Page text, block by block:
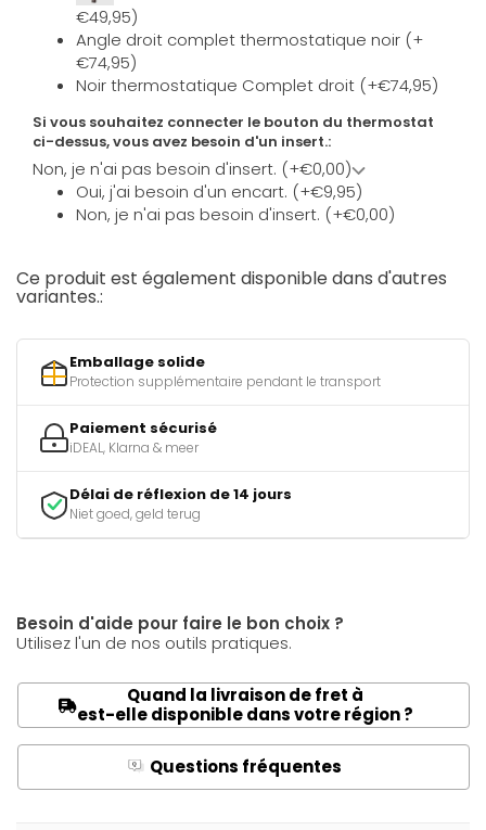
€49,95)
Angle droit complet thermostatique noir (+
€74,95)
Noir thermostatique Complet droit (+€74,95)
Si vous souhaitez connecter le bouton du thermostat
ci-dessus, vous avez besoin d'un insert.:
Non, je n'ai pas besoin d'insert. (+€0,00)
Oui, j'ai besoin d'un encart. (+€9,95)
Non, je n'ai pas besoin d'insert. (+€0,00)
Ce produit est également disponible dans d'autres
variantes.:
Emballage solide
Protection supplémentaire pendant le transport
Paiement sécurisé
iDEAL, Klarna & meer
Délai de réflexion de 14 jours
Niet goed, geld terug
Besoin d'aide pour faire le bon choix ?
Utilisez l'un de nos outils pratiques.
Quand la livraison de fret à
est-elle disponible dans votre région ?
Q Questions fréquentes